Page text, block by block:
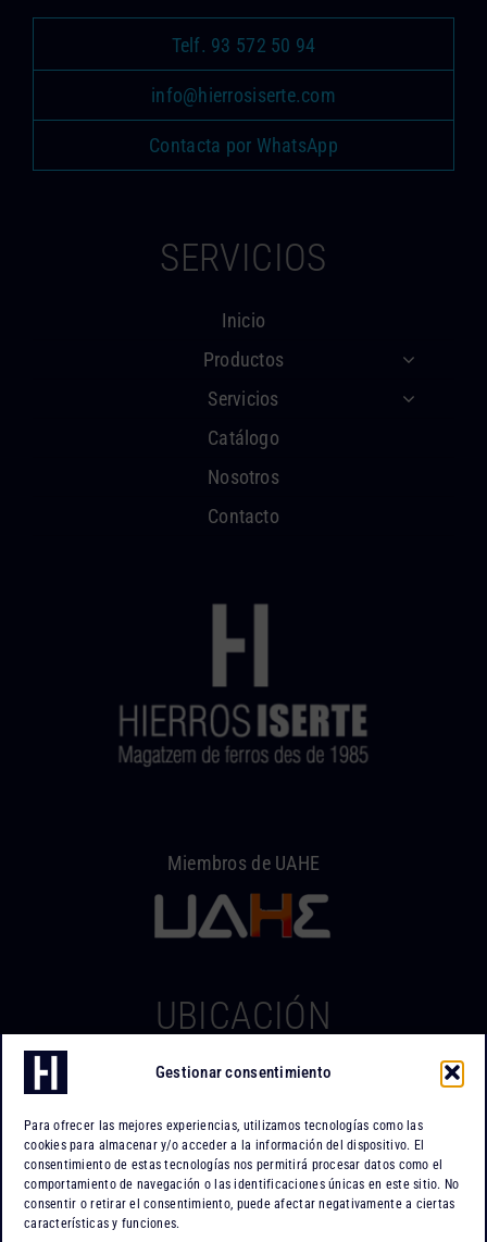
Gestionar consentimiento
Para ofrecer las mejores experiencias, utilizamos tecnologías como las
cookies para almacenar y/o acceder a la información del dispositivo. El
consentimiento de estas tecnologías nos permitirá procesar datos como el
comportamiento de navegación o las identificaciones únicas en este sitio. No
consentir o retirar el consentimiento, puede afectar negativamente a ciertas
características y funciones.
Telf. 93 572 50 94
info@hierrosiserte.com
Contacta por WhatsApp
SERVICIOS
Inicio
Productos
Servicios
Catálogo
Nosotros
Contacto
Miembros de UAHE
UBICACIÓN
Hierros Iserte
Po. Ind. Can Tapiola
08110 Montcada i Reixac
Barcelona